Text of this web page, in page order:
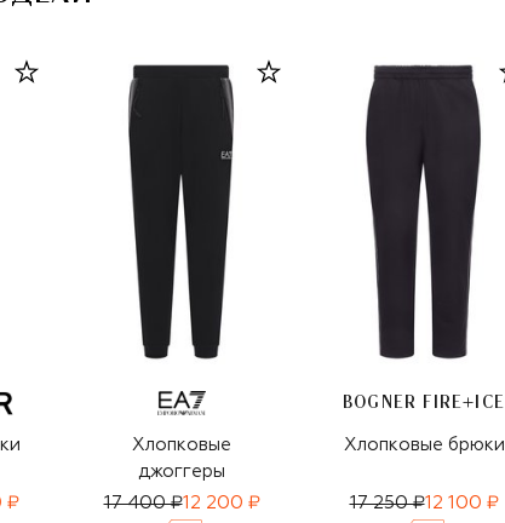
₽
Хлопковые
джоггеры
17 400 ₽12 200 ₽
BOGNER FIRE+ICE
Хлопковые брюки
17 250 ₽12 100 ₽